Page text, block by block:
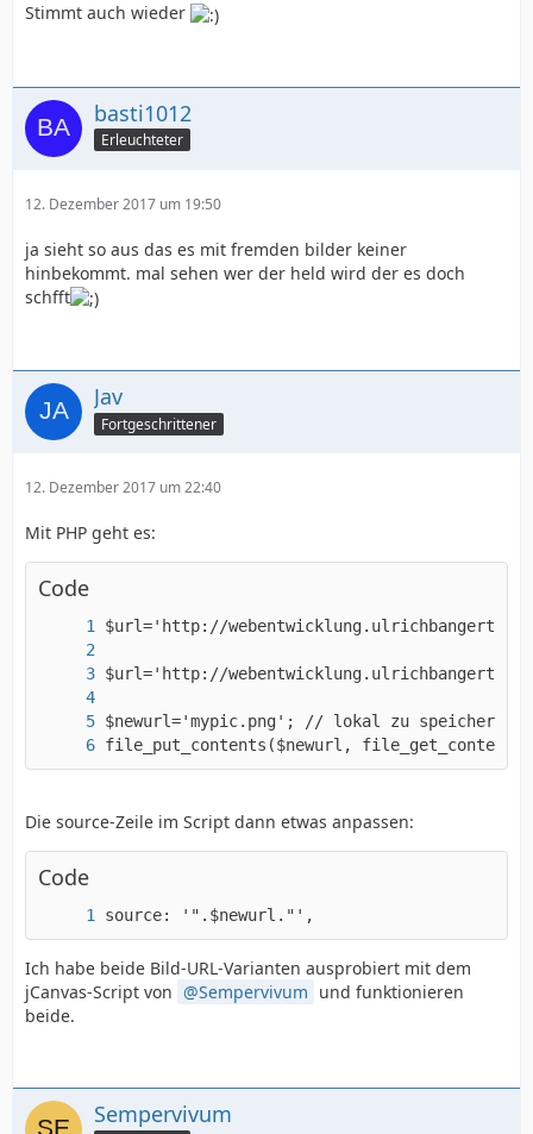
Stimmt auch wieder
basti1012
Erleuchteter
12. Dezember 2017 um 19:50
ja sieht so aus das es mit fremden bilder keiner
hinbekommt. mal sehen wer der held wird der es doch
schfft
Jav
Fortgeschrittener
12. Dezember 2017 um 22:40
Mit PHP geht es:
Code
file_put_contents($newurl,
Die source-Zeile im Script dann etwas anpassen:
Code
source: '".$newurl."',
Ich habe beide Bild-URL-Varianten ausprobiert mit dem
jCanvas-Script von
Sempervivum und funktionieren
beide.
Sempervivum